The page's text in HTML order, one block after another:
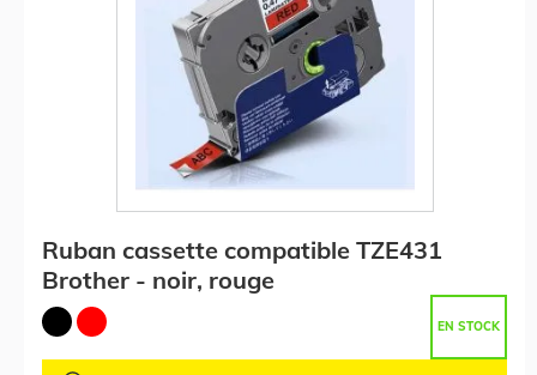
Ruban cassette compatible TZE431
Brother - noir, rouge
EN STOCK